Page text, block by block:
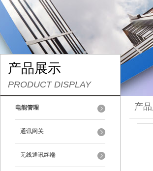
产品展示
PRODUCT DISPLAY
电能管理
通讯网关
无线通讯终端
产